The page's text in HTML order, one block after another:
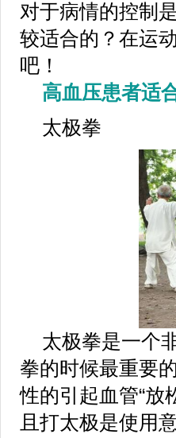
对于病情的控制
较适合的？在运
吧！
高血压患者适
太极拳
太极拳是一个
拳的时候最重要
性的引起血管“放
且打太极是使用